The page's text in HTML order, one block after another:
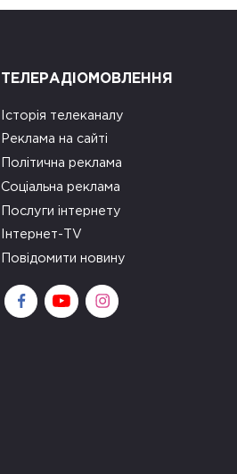
ТЕЛЕРАДІОМОВЛЕННЯ
Історія телеканалу
Реклама на сайті
Політична реклама
Соціальна реклама
Послуги інтернету
Інтернет-TV
Повідомити новину